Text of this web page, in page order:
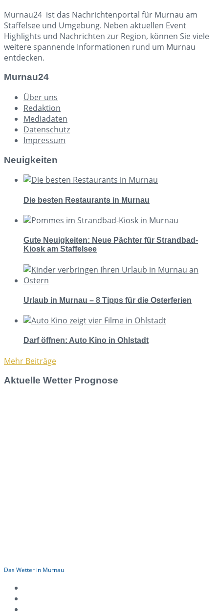
Murnau24 ist das Nachrichtenportal für Murnau am
Staffelsee und Umgebung. Neben aktuellen Event
Highlights und Nachrichten zur Region, können Sie viele
weitere spannende Informationen rund um Murnau
entdecken.
Murnau24
Über uns
Redaktion
Mediadaten
Datenschutz
Impressum
Neuigkeiten
Die besten Restaurants in Murnau
Gute Neuigkeiten: Neue Pächter für Strandbad-
Kiosk am Staffelsee
Urlaub in Murnau – 8 Tipps für die Osterferien
Darf öffnen: Auto Kino in Ohlstadt
Mehr Beiträge
Aktuelle Wetter Prognose
Das Wetter in Murnau